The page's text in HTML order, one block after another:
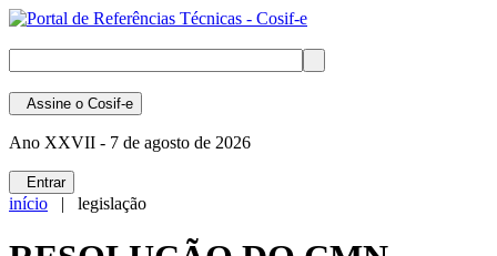
Assine o Cosif-e
Ano XXVII - 7 de agosto de 2026
Entrar
início | legislação